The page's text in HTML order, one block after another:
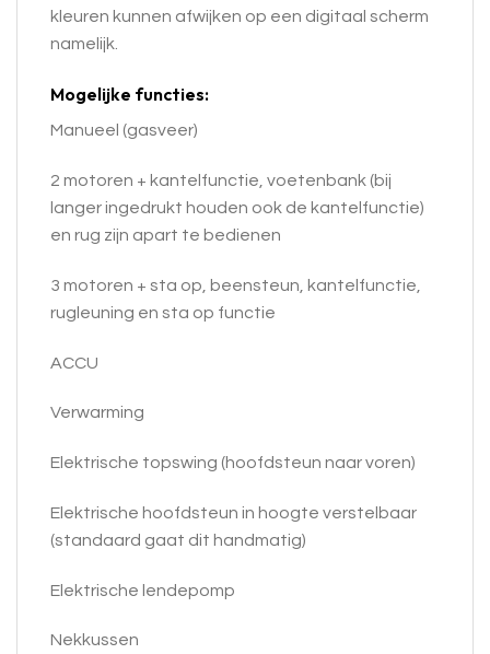
kleuren kunnen afwijken op een digitaal scherm
namelijk.
Mogelijke functies:
Manueel (gasveer)
2 motoren + kantelfunctie, voetenbank (bij
langer ingedrukt houden ook de kantelfunctie)
en rug zijn apart te bedienen
3 motoren + sta op, beensteun, kantelfunctie,
rugleuning en sta op functie
ACCU
Verwarming
Elektrische topswing (hoofdsteun naar voren)
Elektrische hoofdsteun in hoogte verstelbaar
(standaard gaat dit handmatig)
Elektrische lendepomp
Nekkussen